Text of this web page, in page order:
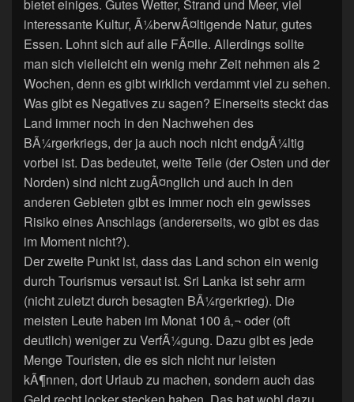
bietet einiges. Gutes Wetter, Strand und Meer, viel
interessante Kultur, Ã¼berwÃ¤ltigende Natur, gutes
Essen. Lohnt sich auf alle FÃ¤lle. Allerdings sollte
man sich vielleicht ein wenig mehr Zeit nehmen als 2
Wochen, denn es gibt wirklich verdammt viel zu sehen.
Was gibt es Negatives zu sagen? Einerseits steckt das
Land immer noch in den Nachwehen des
BÃ¼rgerkriegs, der ja auch noch nicht endgÃ¼ltig
vorbei ist. Das bedeutet, weite Teile (der Osten und der
Norden) sind nicht zugÃ¤nglich und auch in den
anderen Gebieten gibt es immer noch ein gewisses
Risiko eines Anschlags (andererseits, wo gibt es das
im Moment nicht?).
Der zweite Punkt ist, dass das Land schon ein wenig
durch Tourismus versaut ist. Sri Lanka ist sehr arm
(nicht zuletzt durch besagten BÃ¼rgerkrieg). Die
meisten Leute haben im Monat 100 â‚¬ oder (oft
deutlich) weniger zu VerfÃ¼gung. Dazu gibt es jede
Menge Touristen, die es sich nicht nur leisten
kÃ¶nnen, dort Urlaub zu machen, sondern auch das